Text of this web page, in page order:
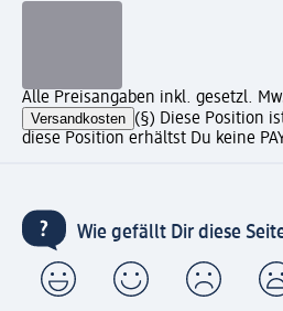
Alle Preisangaben inkl. gesetzl.
Versandkosten (§) Diese Position
diese Position erhältst Du keine
Wie gefällt Dir diese